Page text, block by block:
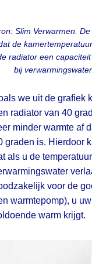
Slim Verwarmen.
de
radiator een
bij
we uit de grafiek
radiator van 40
minder warmte af
graden is. Hierdoor
als u de
voor de
warmtepomp), u
warm krijgt.